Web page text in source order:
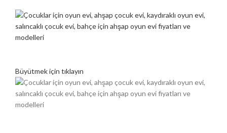
Büyütmek için tıklayın